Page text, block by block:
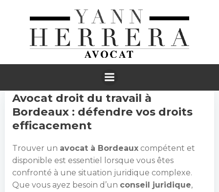
au
contenu
Avocat droit du travail à
Bordeaux : défendre vos droits
efficacement
Trouver un avocat à Bordeaux compétent et
disponible est essentiel lorsque vous êtes
confronté à une situation juridique complexe.
Que vous ayez besoin d’un conseil juridique,